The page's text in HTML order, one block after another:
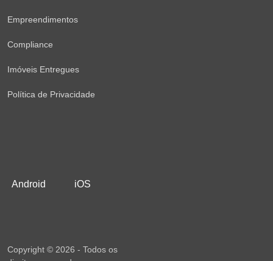
Empreendimentos
Compliance
Imóveis Entregues
Política de Privacidade
Android iOS
Copyright © 2026 - Todos os